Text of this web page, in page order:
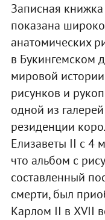
Записная
показана
анатомических
в Букингемском
мировой
рисунков и
одной из
резиденции
Елизаветы II с 4
что альбом с
составленный
смерти, был
Карлом II в XVII